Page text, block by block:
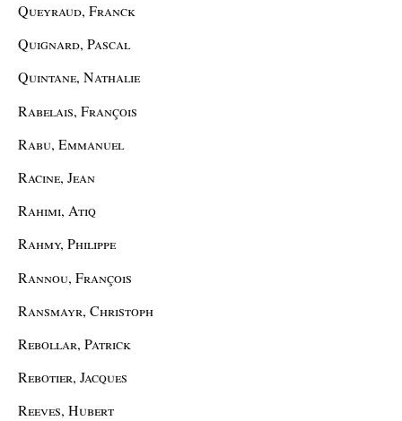
Queyraud, Franck
Quignard, Pascal
Quintane, Nathalie
Rabelais, François
Rabu, Emmanuel
Racine, Jean
Rahimi, Atiq
Rahmy, Philippe
Rannou, François
Ransmayr, Christoph
Rebollar, Patrick
Rebotier, Jacques
Reeves, Hubert